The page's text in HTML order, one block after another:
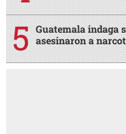
Guatemala indaga
asesinaron a